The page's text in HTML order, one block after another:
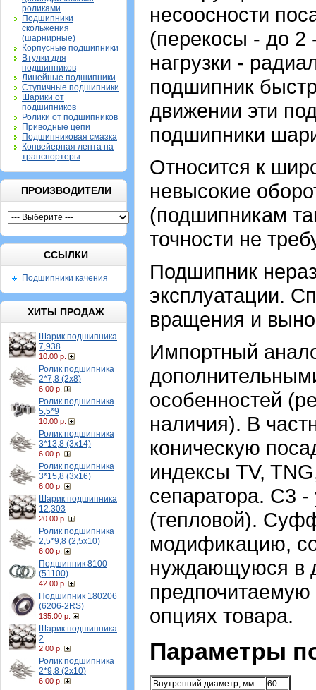
роликами
Подшипники
скольжения
(шарнирные)
Корпусные подшипники
Втулки для
подшипников
Линейные подшипники
Ступичные подшипники
Шарики от
подшипников
Ролики от подшипников
Приводные цепи
Подшипниковая смазка
Конвейерная лента на
транспортеры
ПРОИЗВОДИТЕЛИ
ССЫЛКИ
Подшипники качения
ХИТЫ ПРОДАЖ
Шарик подшипника
7,938
10.00 р.
Ролик подшипника
2*7,8 (2х8)
6.00 р.
Ролик подшипника
5,5*9
10.00 р.
Ролик подшипника
3*13,8 (3х14)
6.00 р.
Ролик подшипника
3*15,8 (3х16)
6.00 р.
Шарик подшипника
12,303
20.00 р.
Ролик подшипника
2,5*9,8 (2,5х10)
6.00 р.
Подшипник 8100
(51100)
42.00 р.
Подшипник 180206
(6206-2RS)
135.00 р.
Шарик подшипника
2
2.00 р.
Ролик подшипника
2*9,8 (2х10)
6.00 р.
несоосности
(перекосы - до 2
нагрузки -
подшипник
движении эти
подшипники
Относится к
невысокие
(подшипникам
точности не
Подшипник
эксплуатации.
вращения и
Импортный
особенностей
наличия). В
коническую
индексы TV,
сепаратора. C3
(тепловой).
модификацию,
нуждающуюся в
опциях товара.
Параметры
Внутренний диаметр, мм
60